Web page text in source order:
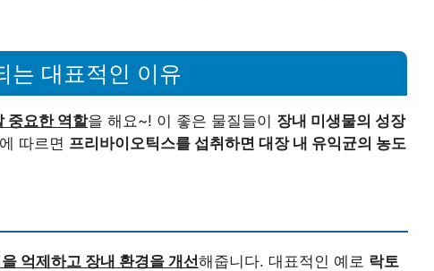
는 대표적인 이유
중요한 역할을 해요~! 이 좋은 물질들이 장내 미생물의 성장
따르면 프리바이오틱스를 섭취하면 대장 내 유익균의 농도
억제하고 장내 환경을 개선해줍니다. 대표적인 예로 락토